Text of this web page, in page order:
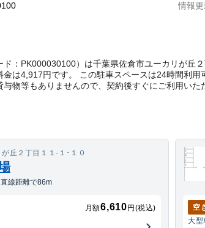
情報更
：PK000030100）は千葉県佐倉市ユーカリが丘
は4,917円です。 この駐車スペースは24時間利
物等もありませんので、契約後すぐにご利用いた
丘２丁目１１-１･１０
線距離で86m
月額6,610 円(税込)
空
大